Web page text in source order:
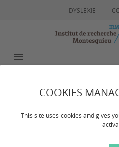
COOKIES
This site uses cookies and gives
DYSLEXIE
SENE